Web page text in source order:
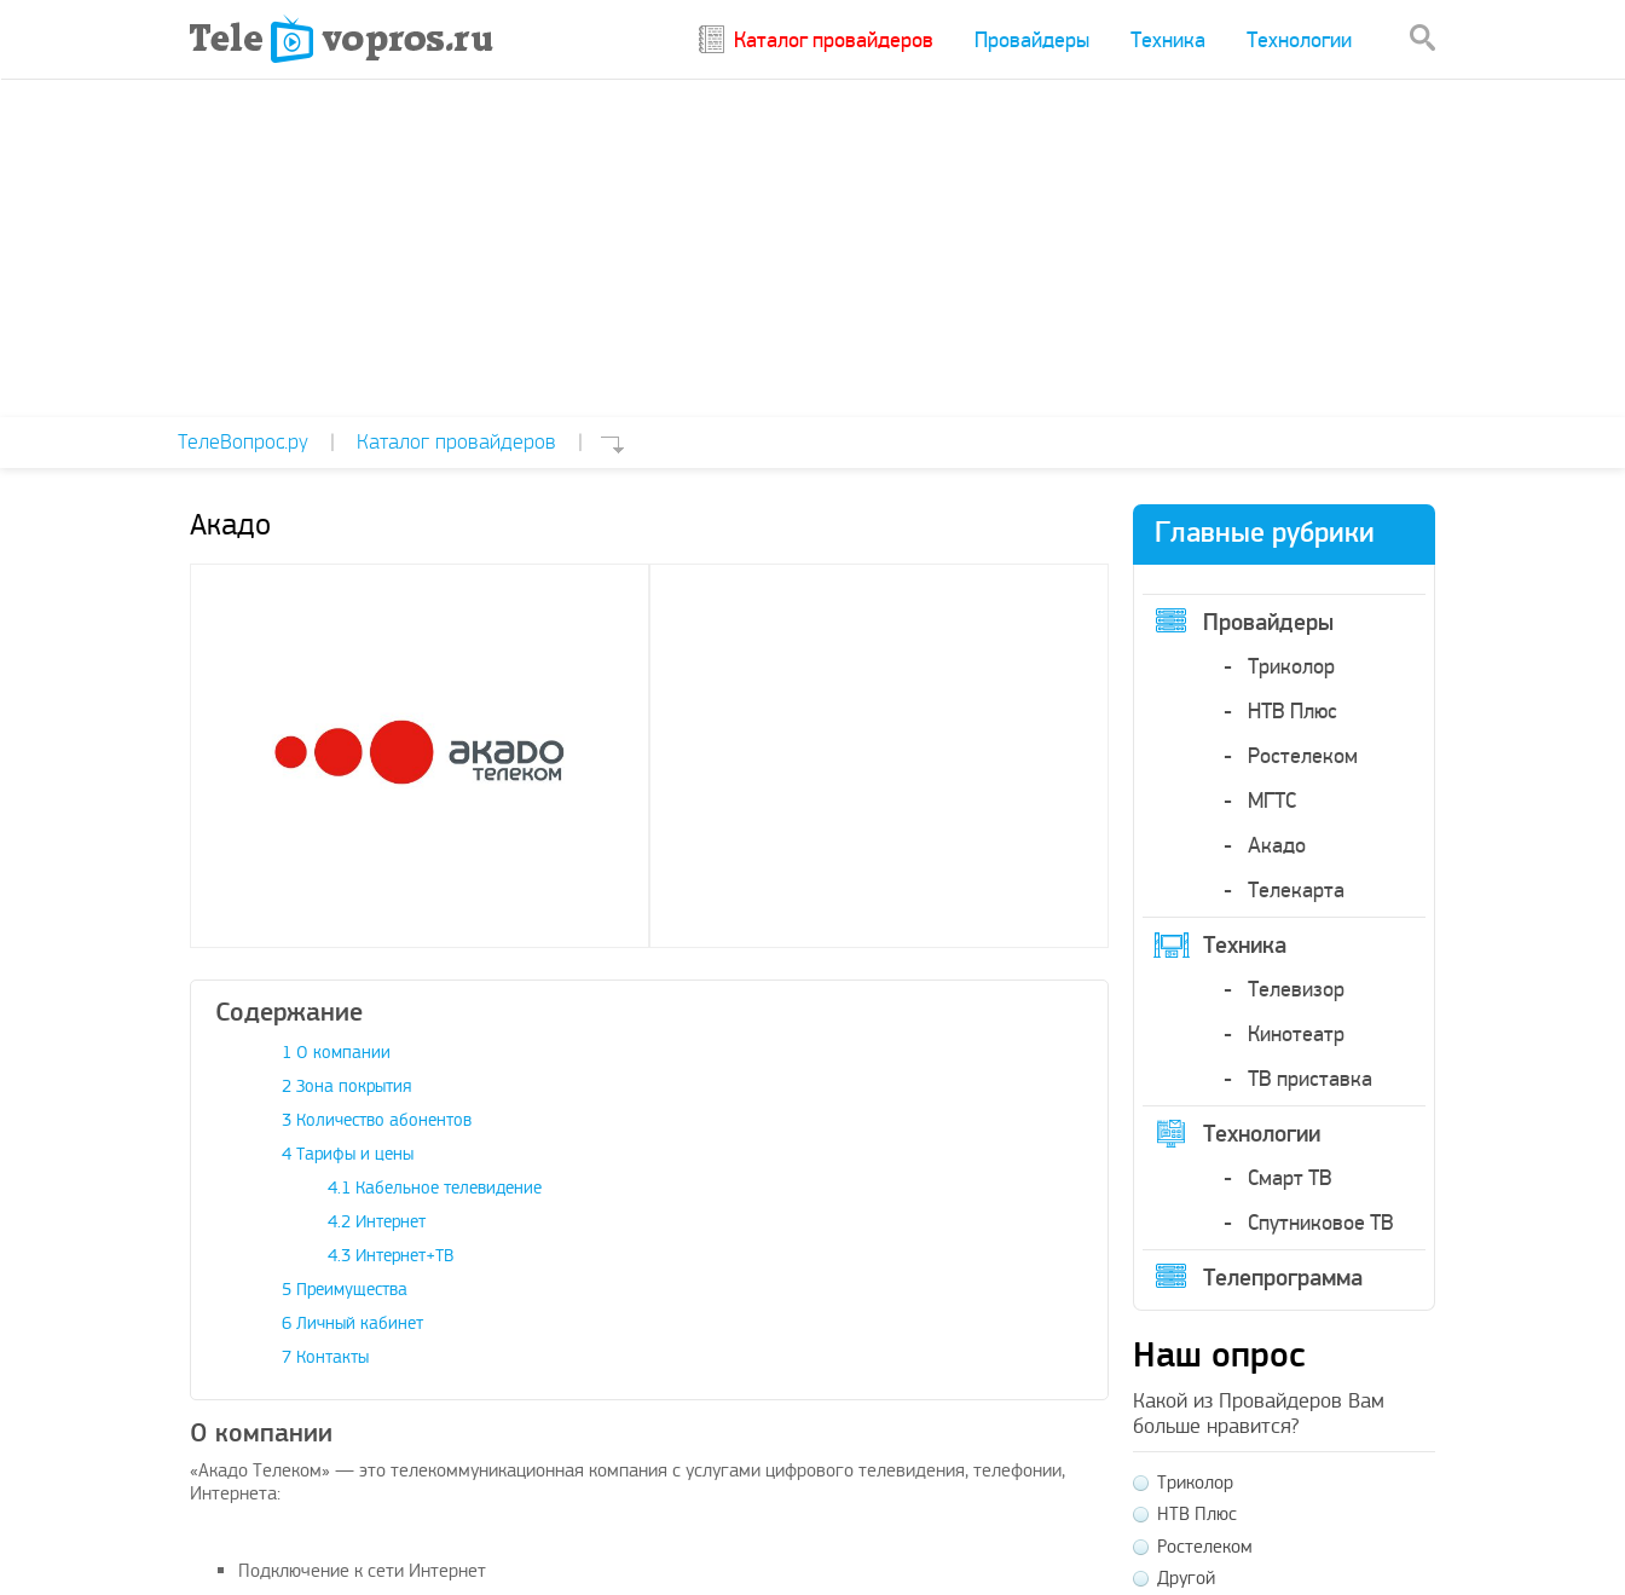
Каталог провайдеров Провайдеры Техника Технологии
ТелеВопрос.ру | Каталог провайдеров |
Главные рубрики
Провайдеры
Триколор
НТВ Плюс
Ростелеком
МГТС
Акадо
Телекарта
Техника
Телевизор
Кинотеатр
ТВ приставка
Технологии
Смарт ТВ
Спутниковое ТВ
Телепрограмма
Наш опрос
Какой из Провайдеров Вам
больше нравится?
Триколор
НТВ Плюс
Ростелеком
Другой
Акадо
Содержание
1 О компании
2 Зона покрытия
3 Количество абонентов
4 Тарифы и цены
4.1 Кабельное телевидение
4.2Интернет
4.3Интернет+ТВ
5 Преимущества
6 Личный кабинет
7 Контакты
О компании
«Акадо Телеком» — это телекоммуникационная компания с услугами цифрового телевидения, телефонии,
Интернета:
Подключение к сети Интернет